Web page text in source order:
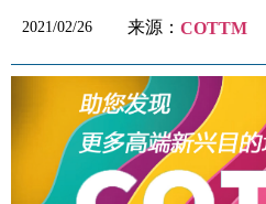
2021/02/26 来源： COTTM